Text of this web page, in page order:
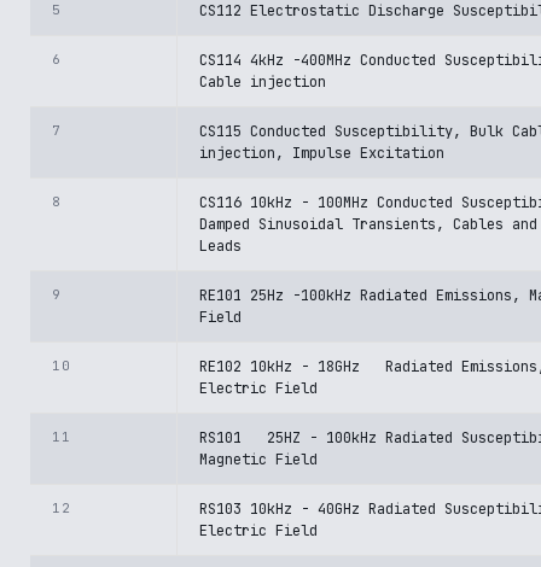
5 CS112 Electrostatic Discharge
6
CS114 4kHz -400MHz Conducted
Cable injection
7
CS115 Conducted Susceptibility, Bulk
injection, Impulse Excitation
8
CS116 10kHz - 100MHz Conducted
Damped Sinusoidal Transients, Cables and
Leads
9
RE101 25Hz -100kHz Radiated Emissions,
Field
10
RE102 10kHz - 18GHz Radiated
Electric Field
11
RS101 25HZ - 100kHz Radiated
Magnetic Field
12
RS103 10kHz - 40GHz Radiated
Electric Field